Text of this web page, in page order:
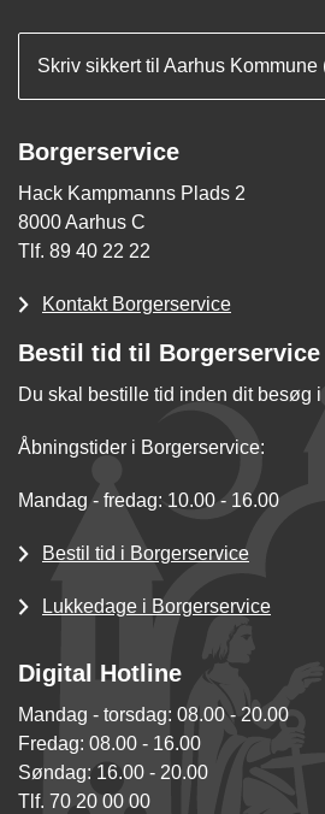
Skriv sikkert til Aarhus Kommune
Borgerservice
Hack Kampmanns Plads 2
8000 Aarhus C
Tlf. 89 40 22 22
Kontakt Borgerservice
Bestil tid til Borgerservice
Du skal bestille tid inden dit besøg
Åbningstider i Borgerservice:
Mandag - fredag: 10.00 - 16.00
Bestil tid i Borgerservice
Lukkedage i Borgerservice
Digital Hotline
Mandag - torsdag: 08.00 - 20.00
Fredag: 08.00 - 16.00
Søndag: 16.00 - 20.00
Tlf. 70 20 00 00